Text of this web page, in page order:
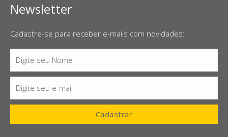
Newsletter
Cadastre-se para receber e-mails com novidades:
Nome
Digite seu Nome
E-
mail
Digite seu e-mail
Cadastrar